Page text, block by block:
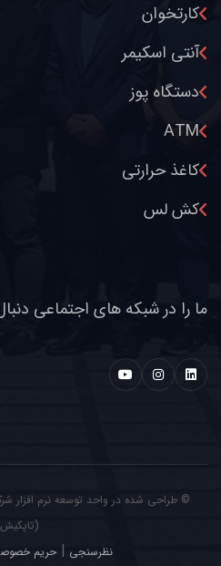
کارتخوان
آنتی اسکیمر
دستگاه پوز
ATM
کاغذ حرارتی
کش لس
ما را در شبکه های اجتماعی
© طراحی شده در واحد توسعه نرم افزار
نظرسنجی | حریم